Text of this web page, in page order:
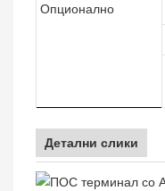
Опционално
Детални слики